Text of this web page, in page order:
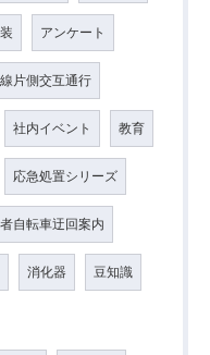
アンケート
片側交互通行
社内イベント 教育
応急処置シリーズ
自転車迂回案内
消化器 豆知識